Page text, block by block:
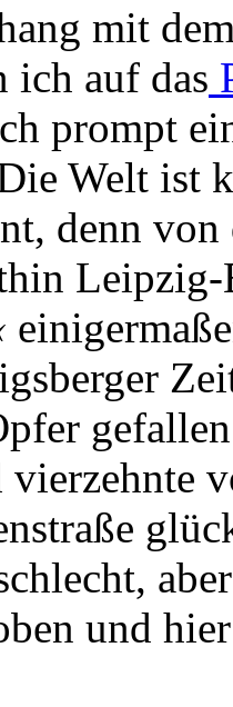
mit
ich auf das
prompt
Welt ist
denn
vierzehnte
und